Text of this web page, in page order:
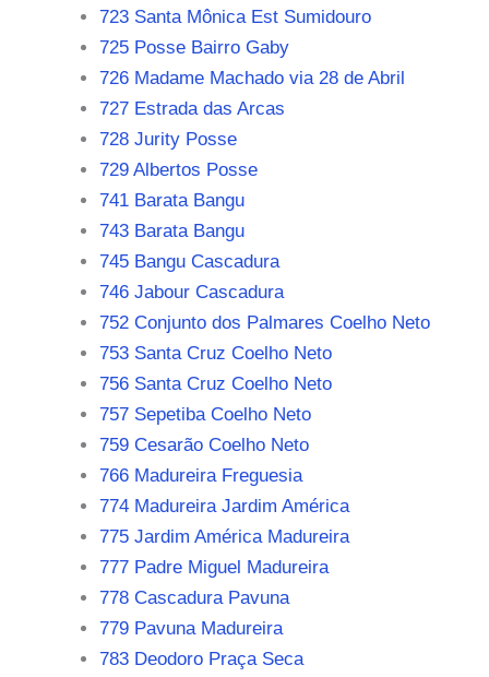
723 Santa Mônica Est Sumidouro
725 Posse Bairro Gaby
726 Madame Machado via 28 de Abril
727 Estrada das Arcas
728 Jurity Posse
729 Albertos Posse
741 Barata Bangu
743 Barata Bangu
745 Bangu Cascadura
746 Jabour Cascadura
752 Conjunto dos Palmares Coelho Neto
753 Santa Cruz Coelho Neto
756 Santa Cruz Coelho Neto
757 Sepetiba Coelho Neto
759 Cesarão Coelho Neto
766 Madureira Freguesia
774 Madureira Jardim América
775 Jardim América Madureira
777 Padre Miguel Madureira
778 Cascadura Pavuna
779 Pavuna Madureira
783 Deodoro Praça Seca